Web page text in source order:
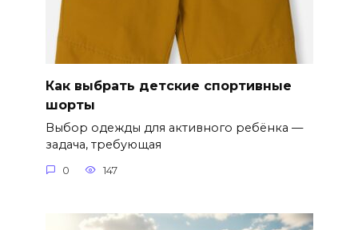
Как выбрать детские спортивные
шорты
Выбор одежды для активного ребёнка —
задача, требующая
0 147